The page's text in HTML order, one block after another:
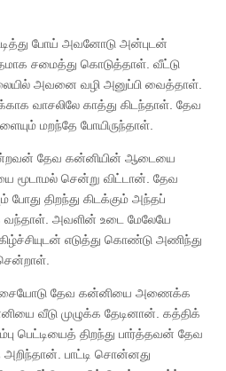
போய் அவனோடு அன்புடன்
சமைத்து கொடுத்தாள். வீட்டு
அவனை வழி அனுப்பி வைத்தாள்.
வாசலிலே காத்து கிடந்தாள். தேவ
மறந்தே போயிருந்தாள்.
தேவ கன்னியின் ஆடையை
மூடாமல் சென்று விட்டான். தேவ
திறந்து கிடக்கும் அந்தப்
வந்தாள். அவளின் உடை மேலேயே
எடுத்து கொண்டு அணிந்து
தேவ கன்னியை அணைக்க
வீடு முழுக்க தேடினான். கத்திக்
பெட்டியைத் திறந்து பார்த்தவன் தேவ
பாட்டி சொன்னது